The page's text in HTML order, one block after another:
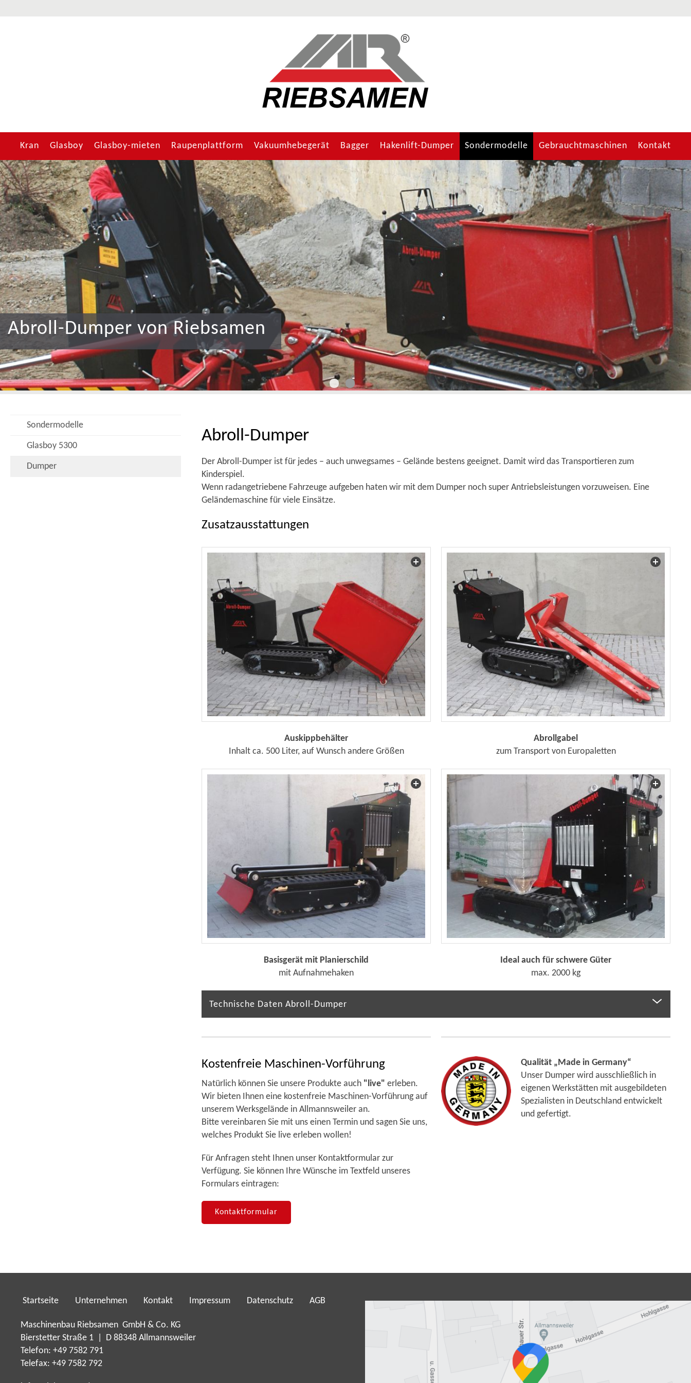
Kran Glasboy Glasboy-mieten Raupenplattform Vakuumhebegerät Bagger Hakenlift-Dumper Sondermodelle Gebrauchtmaschinen Kontakt
Abroll-Dumper von Riebsamen
Sondermodelle
Glasboy 5300
Dumper
Abroll-Dumper
Der Abroll-Dumper ist für jedes – auch unwegsames – Gelände bestens geeignet. Damit wird das Transportieren zum
Kinderspiel.
Wenn radangetriebene Fahrzeuge aufgeben haten wir mit dem Dumper noch super Antriebsleistungen vorzuweisen. Eine
Geländemaschine für viele Einsätze.
Zusatzausstattungen
Auskippbehälter
Inhalt ca. 500 Liter, auf Wunsch andere Größen
Abrollgabel
zum Transport von Europaletten
Basisgerät mit Planierschild
mit Aufnahmehaken
Ideal auch für schwere Güter
max. 2000 kg
Technische Daten Abroll-Dumper
Kostenfreie Maschinen-Vorführung
Natürlich können Sie unsere Produkte auch "live" erleben.
Wir bieten Ihnen eine kostenfreie Maschinen-Vorführung auf
unserem Werksgelände in Allmannsweiler an.
Bitte vereinbaren Sie mit uns einen Termin und sagen Sie uns,
welches Produkt Sie live erleben wollen!
Für Anfragen steht Ihnen unser Kontaktformular zur
Verfügung. Sie können Ihre Wünsche im Textfeld unseres
Formulars eintragen:
Kontaktformular
Qualität „Made in Germany“
Unser Dumper wird ausschließlich in
eigenen Werkstätten mit ausgebildeten
Spezialisten in Deutschland entwickelt
und gefertigt.
Startseite Unternehmen Kontakt Impressum Datenschutz AGB
Maschinenbau Riebsamen GmbH & Co. KG
Bierstetter Straße 1 | D 88348 Allmannsweiler
Telefon: +49 7582 791
Telefax: +49 7582 792